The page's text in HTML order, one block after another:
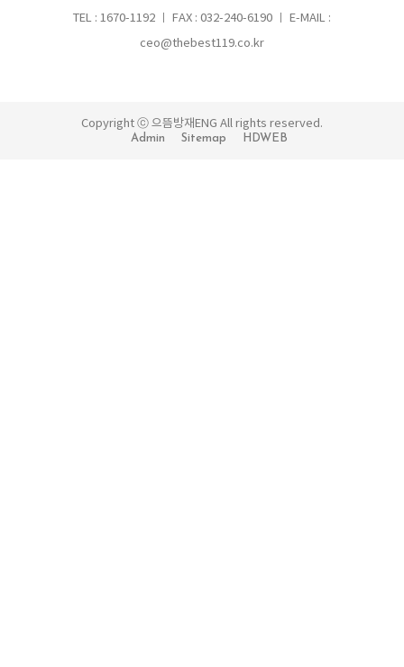
TEL : 1670-1192 ㅣ FAX : 032-240-6190 ㅣ E-MAIL :
ceo@thebest119.co.kr
Copyright ⓒ 으뜸방재ENG All rights reserved.
Admin Sitemap HDWEB